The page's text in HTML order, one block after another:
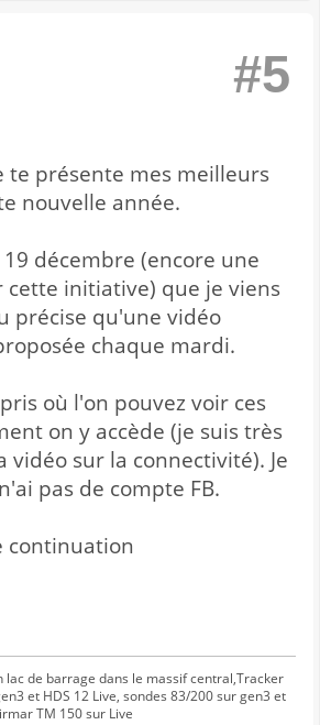
#5
te présente mes meilleurs
nouvelle année.
décembre (encore une
cette initiative) que je viens
précise qu'une vidéo
chaque mardi.
où l'on pouvez voir ces
on y accède (je suis très
vidéo sur la connectivité). Je
pas de compte FB.
continuation
lac de barrage dans le massif central,Tracker
et HDS 12 Live, sondes 83/200 sur gen3 et
TM 150 sur Live